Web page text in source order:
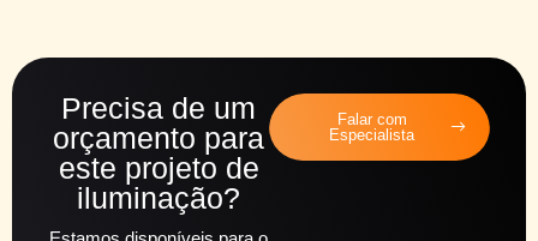
Precisa de um
orçamento para
este projeto de
iluminação?
Falar com
Especialista